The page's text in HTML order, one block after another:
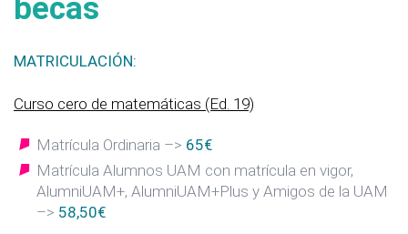
becas
MATRICULACIÓN:
Curso cero de matemáticas (Ed. 19)
Matrícula Ordinaria –> 65€
Matrícula Alumnos UAM con matrícula en vigor,
AlumniUAM+, AlumniUAM+Plus y Amigos de la UAM
–> 58,50€